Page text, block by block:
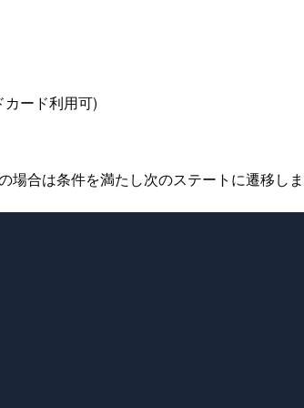
ード利用可)
場合は条件を満たし次のステートに遷移し